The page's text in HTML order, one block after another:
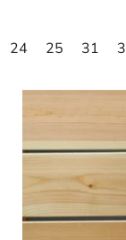
24 25 31